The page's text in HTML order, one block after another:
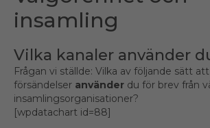
insamling
Vilka kanaler använder
Frågan vi ställde: Vilka av följande sätt
försändelser använder du för brev från
insamlingsorganisationer?
[wpdatachart id=88]